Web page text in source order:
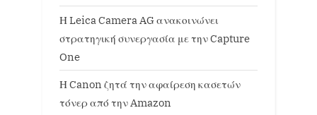
Η Leica Camera AG ανακοινώνει
στρατηγική συνεργασία με την Capture
One
Η Canon ζητά την αφαίρεση κασετών
τόνερ από την Amazon